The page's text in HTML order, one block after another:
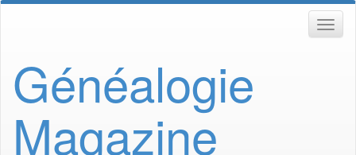
Généalogie
Magazine